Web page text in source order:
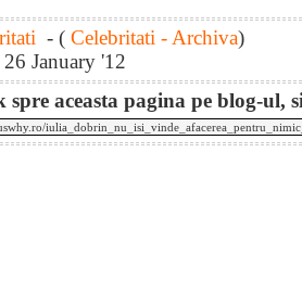
- ( Celebritati - Archiva)
26 January '12
aceasta pagina pe blog-ul,